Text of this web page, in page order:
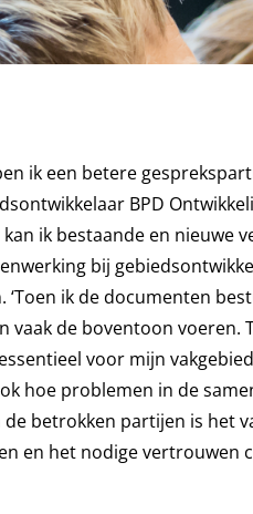
ik een betere
BPD
ik bestaande en nieuwe
bij
ik de documenten
de boventoon voeren.
voor mijn
hoe problemen in de
betrokken partijen is het
en het nodige vertrouwen